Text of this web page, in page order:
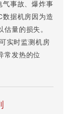
气事故、爆炸事
据机房因为造
量的损失。
实时监测机房
常发热的位